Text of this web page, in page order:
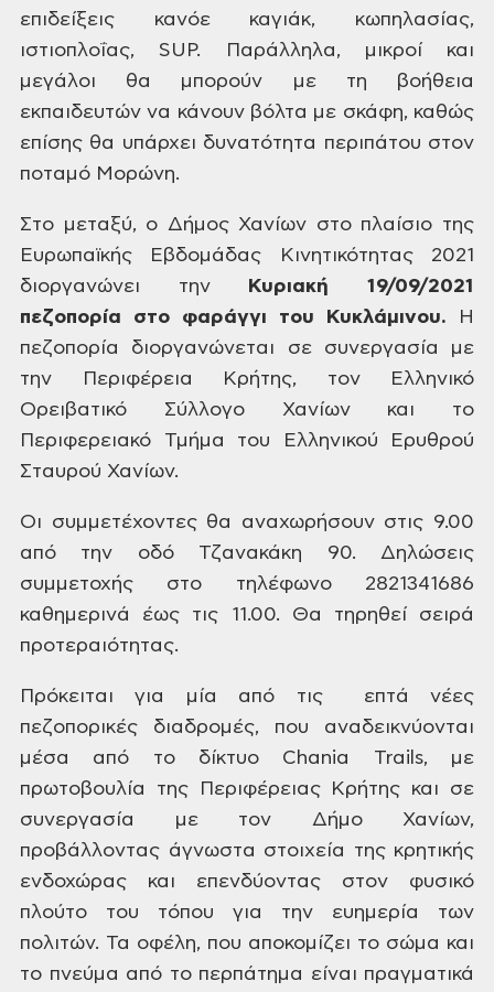
επιδείξεις κανόε καγιάκ, κωπηλασίας,
ιστιοπλοΐας, SUP. Παράλληλα, μικροί και
μεγάλοι θα μπορούν με τη βοήθεια
εκπαιδευτών να κάνουνβόλτα με σκάφη, καθώς
επίσης θα υπάρχει δυνατότητα περιπάτου στον
ποταμό Μορώνη.
Στο μεταξύ, ο Δήμος Χανίων στοπλαίσιο της
Ευρωπαϊκής Εβδομάδας Κινητικότητας 2021
διοργανώνει την
Κυριακή 19/09/2021
πεζοπορία στο φαράγγι του Κυκλάμινου. Η
πεζοπορία διοργανώνεται σεσυνεργασία με
την Περιφέρεια Κρήτης, τον Ελληνικό
Ορειβατικό Σύλλογο Χανίων και το
Περιφερειακό Τμήμα του Ελληνικού Ερυθρού
Σταυρού Χανίων.
Οι συμμετέχοντες θα αναχωρήσουνστις 9.00
από την οδό Τζανακάκη 90. Δηλώσεις
συμμετοχής στο τηλέφωνο 2821341686
καθημερινά έως τις 11.00. Θα τηρηθεί σειρά
προτεραιότητας.
Πρόκειται για μία από τις επτά νέες
πεζοπορικές διαδρομές, που αναδεικνύονται
μέσα από το δίκτυο Chania Trails, με
πρωτοβουλία της ΠεριφέρειαςΚρήτης και σε
συνεργασία με τον Δήμο Χανίων,
προβάλλοντας άγνωστα στοιχεία τηςκρητικής
ενδοχώρας και επενδύοντας στον φυσικό
πλούτο του τόπου για την ευημερία των
πολιτών. Τα οφέλη, που αποκομίζει το σώμα και
το πνεύμα από τοπερπάτημα είναι πραγματικά